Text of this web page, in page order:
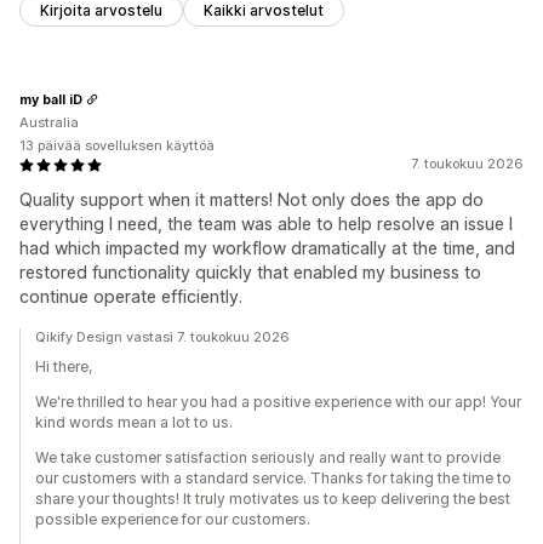
Kirjoita arvostelu Kaikki arvostelut
7. toukokuu 2026
Quality support when it matters! Not only does the app do
everything I need, the team was able to help resolve an issue I
had which impacted my workflow dramatically at the time, and
restored functionality quickly that enabled my business to
continue operate efficiently.
my ball iD
Australia
13 päivää sovelluksen käyttöä
Qikify Design vastasi 7. toukokuu 2026
Hi there,
We're thrilled to hear you had a positive experience with our app! Your
kind words mean a lot to us.
We take customer satisfaction seriously and really want to provide
our customers with a standard service. Thanks for taking the time to
share your thoughts! It truly motivates us to keep delivering the best
possible experience for our customers.